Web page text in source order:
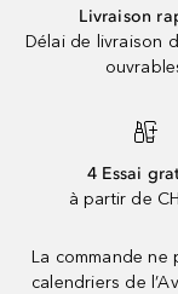
Livraison
Délai de livraison
4 Essai
à partir de
La commande ne
calendriers de